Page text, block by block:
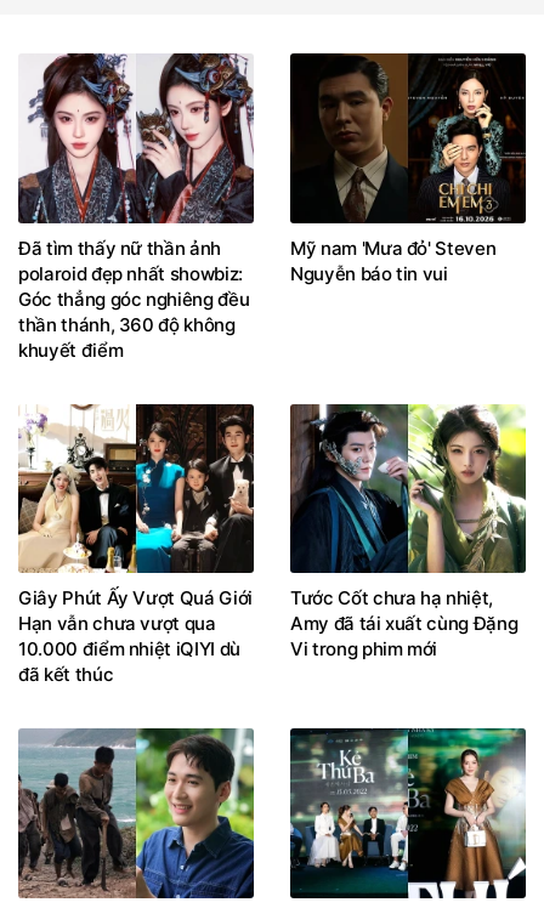
Đã tìm thấy nữ thần ảnh
polaroid đẹp nhất showbiz:
Góc thẳng góc nghiêng đều
thần thánh, 360 độ không
khuyết điểm
Mỹ nam 'Mưa đỏ' Steven
Nguyễn báo tin vui
Giây Phút Ấy Vượt Quá Giới
Hạn vẫn chưa vượt qua
10.000 điểm nhiệt iQIYI dù
đã kết thúc
Tước Cốt chưa hạ nhiệt,
Amy đã tái xuất cùng Đặng
Vi trong phim mới